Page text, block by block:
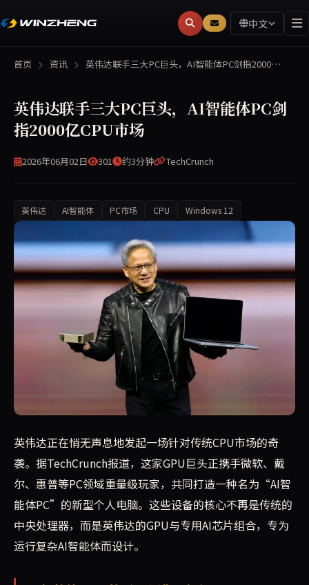
中文
首页 资讯 英伟达联手三大PC巨头，AI智能体PC剑指2000…
英伟达联手三大PC巨头，AI智能体PC剑
指2000亿CPU市场
2026年06月02日 301 约3分钟 TechCrunch
英伟达 AI智能体 PC市场 CPU Windows 12
英伟达正与微软、戴尔、惠普等合作伙伴共同推出一类新
英伟达正在悄无声息地发起一场针对传统CPU市场的奇
袭。据TechCrunch报道，这家GPU巨头正携手微软、戴
尔、惠普等PC领域重量级玩家，共同打造一种名为“AI智
能体PC”的新型个人电脑。这些设备的核心不再是传统的
中央处理器，而是英伟达的GPU与专用AI芯片组合，专为
运行复杂AI智能体而设计。